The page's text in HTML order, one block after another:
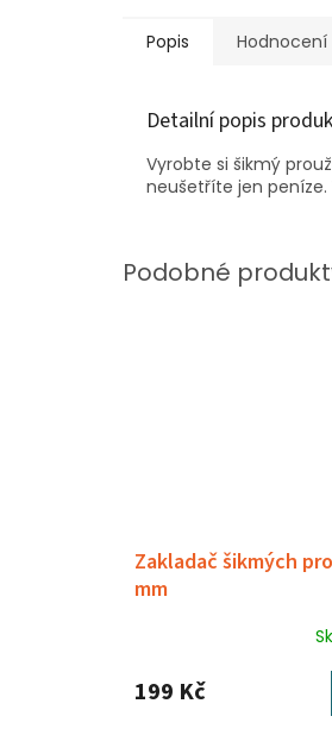
Popis Hodnocení
Detailní popis
Vyrobte si šikmý
neušetříte jen
Zakladač šikmých
mm
produktu
je
199 Kč